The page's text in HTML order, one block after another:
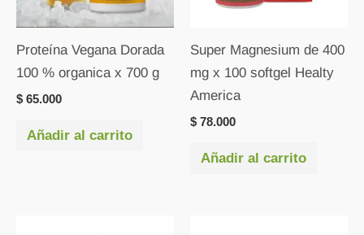
Proteína Vegana Dorada
100 % organica x 700 g
$ 65.000
Añadir al carrito
Super Magnesium de 400
mg x 100 softgel Healty
America
$ 78.000
Añadir al carrito